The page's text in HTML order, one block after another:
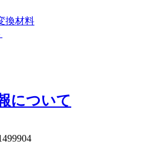
換材料
について